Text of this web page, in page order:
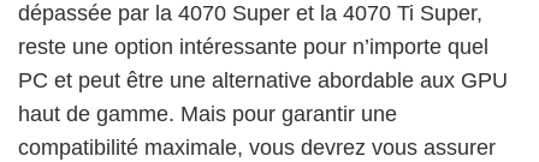
dépassée par la 4070 Super et la 4070 Ti Super,
reste une option intéressante pour n’importe quel
PC et peut être une alternative abordable aux GPU
haut de gamme. Mais pour garantir une
compatibilité maximale, vous devrez vous assurer